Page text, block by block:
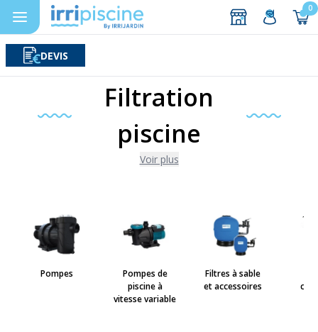
0
DEVIS
Filtration
piscine
Voir plus
Pompes
Pompes de
piscine à
vitesse variable
Filtres à sable
et accessoires